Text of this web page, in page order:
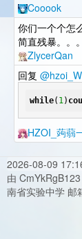
Cooook
你们一个个怎
简直残暴。。。
ZlycerQan
回复
while( 1 )
HZOI_蒟蒻
2026-08-09
由
南省实验中学 邮